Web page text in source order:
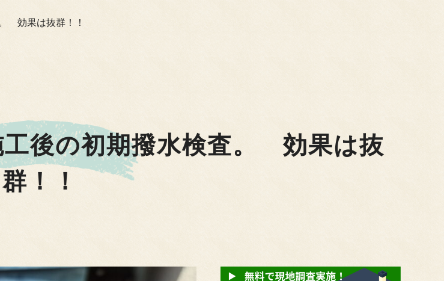
効果は抜群！！
後の初期撥水検査。 効果は抜
群！！